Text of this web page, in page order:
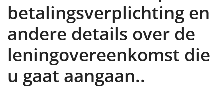
betalingsverplichting en
andere details over de
leningovereenkomst die
u gaat aangaan..